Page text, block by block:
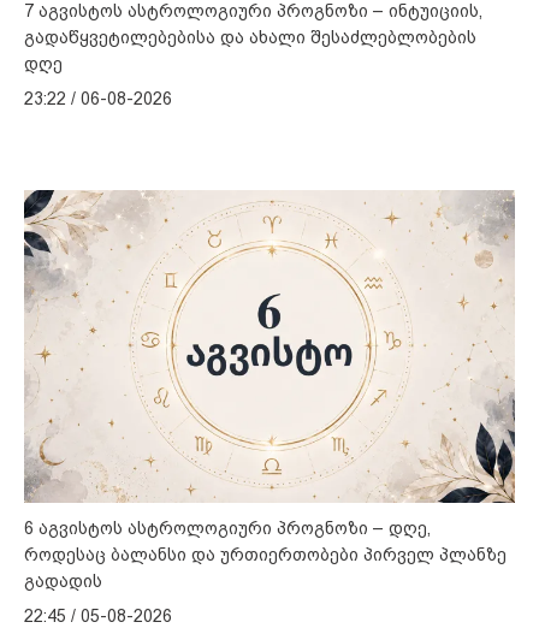
7 აგვისტოს ასტროლოგიური პროგნოზი – ინტუიციის,
გადაწყვეტილებებისა და ახალი შესაძლებლობების
დღე
23:22 / 06-08-2026
6 აგვისტოს ასტროლოგიური პროგნოზი – დღე,
როდესაც ბალანსი და ურთიერთობები პირველ პლანზე
გადადის
22:45 / 05-08-2026